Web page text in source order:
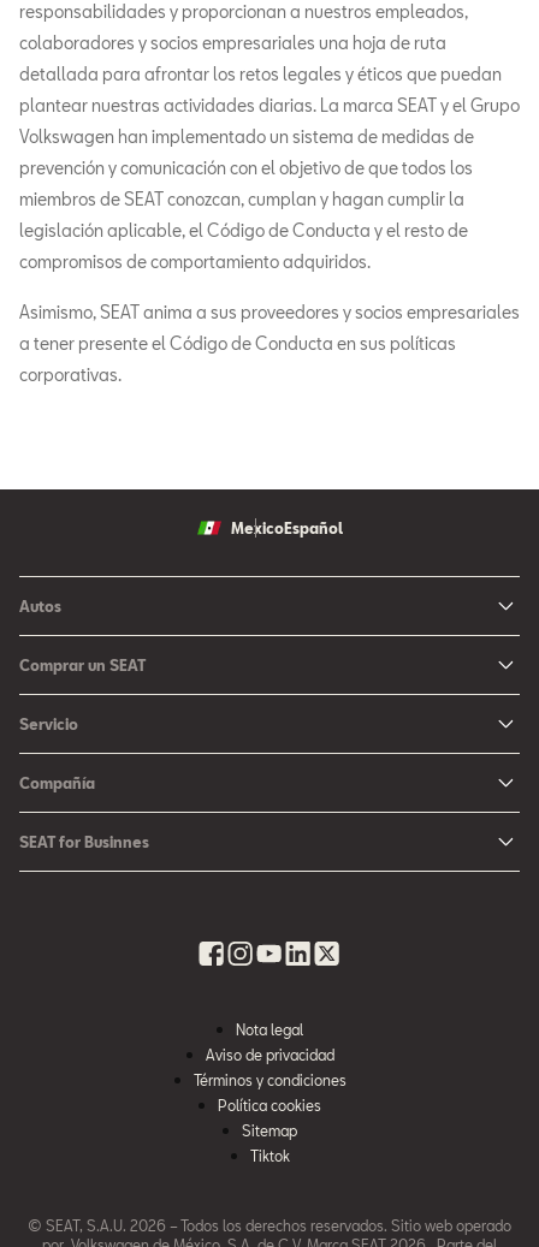
responsabilidades y proporcionan a nuestros empleados,
colaboradores y socios empresariales una hoja de ruta
detallada para afrontar los retos legales y éticos que puedan
plantear nuestras actividades diarias. La marca SEAT y el Grupo
Volkswagen han implementado un sistema de medidas de
prevención y comunicación con el objetivo de que todos los
miembros de SEAT conozcan, cumplan y hagan cumplir la
legislación aplicable, el Código de Conducta y el resto de
compromisos de comportamiento adquiridos.
Asimismo, SEAT anima a sus proveedores y socios empresariales
a tener presente el Código de Conducta en sus políticas
corporativas.
MexicoEspañol
Autos
Arona
León
Ateca
Comprar un SEAT
Configurador SEAT
Promociones
Fichas Técnicas
Ubica tu Concesionaria SEAT
SEAT Usados Certificados
Servicio
Campaña Bolsas de Aire
Promociones Servicio SEAT
Seguro de autopartes SEAT
Compañía
Cultura urbana
SEAT for Businnes
Nota legal
Aviso de privacidad
Términos y condiciones
Política cookies
Sitemap
Tiktok
© SEAT, S.A.U. 2026 – Todos los derechos reservados. Sitio web operado